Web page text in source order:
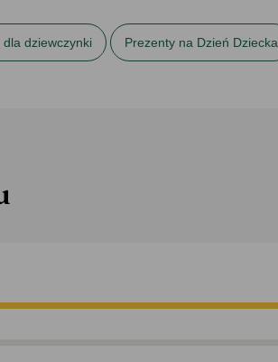
dla dziewczynki Prezenty na Dzień Dziecka